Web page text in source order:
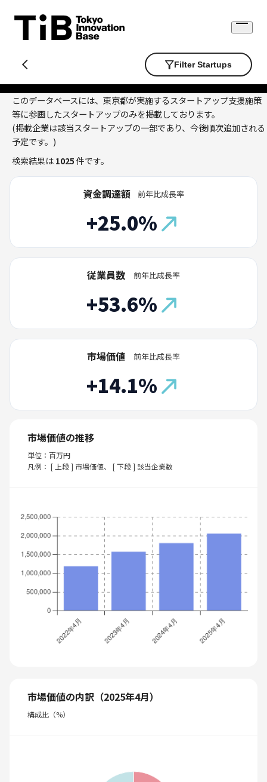
content
Open
Filter Startups
このデータベースには、東京都が実施するスタートアップ支援施策
等に参画したスタートアップのみを掲載しております。
(掲載企業は該当スタートアップの一部であり、今後順次追加される
予定です。)
検索結果は 1025 件です。
資金調達額
+25.0%
前年比成長率
従業員数
+53.6%
前年比成長率
市場価値
+14.1%
前年比成長率
市場価値の推移
単位：百万円
凡例： [ 上段 ] 市場価値、 [ 下段 ] 該当企業数
市場価値の内訳（2025年4月）
構成比（%）